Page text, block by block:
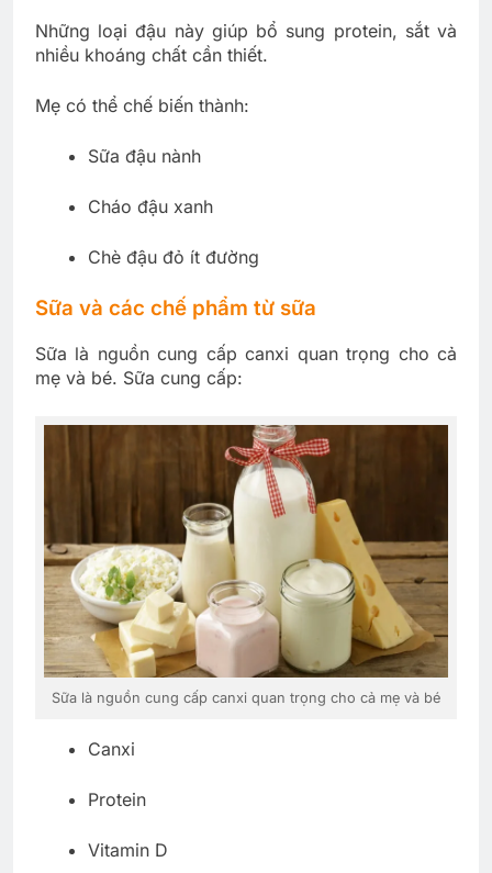
Những loại đậu này giúp bổ sung protein, sắt và
nhiều khoáng chất cần thiết.
Mẹ có thể chế biến thành:
Sữa đậu nành
Cháo đậu xanh
Chè đậu đỏ ít đường
Sữa và các chế phẩm từ sữa
Sữa là nguồn cung cấp canxi quan trọng cho cả
mẹ và bé. Sữa cung cấp:
Sữa là nguồn cung cấp canxi quan trọng cho cả mẹ và bé
Canxi
Protein
Vitamin D